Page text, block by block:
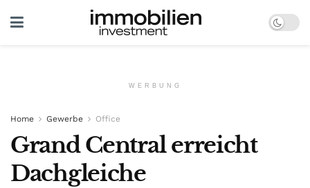
WERBUNG
Home Gewerbe Office
Grand Central erreicht
Dachgleiche